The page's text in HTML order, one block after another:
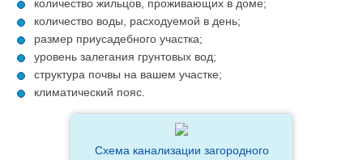
количество жильцов, проживающих в доме;
количество воды, расходуемой в день;
размер приусадебного участка;
уровень залегания грунтовых вод;
структура почвы на вашем участке;
климатический пояс.
Схема канализации загородного